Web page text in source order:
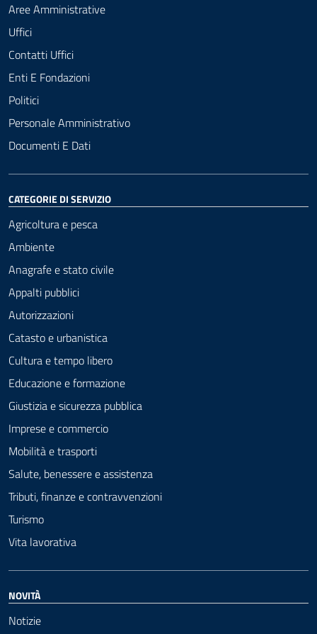
Aree Amministrative
Uffici
Contatti Uffici
Enti E Fondazioni
Politici
Personale Amministrativo
Documenti E Dati
CATEGORIE DI SERVIZIO
Agricoltura e pesca
Ambiente
Anagrafe e stato civile
Appalti pubblici
Autorizzazioni
Catasto e urbanistica
Cultura e tempo libero
Educazione e formazione
Giustizia e sicurezza pubblica
Imprese e commercio
Mobilità e trasporti
Salute, benessere e assistenza
Tributi, finanze e contravvenzioni
Turismo
Vita lavorativa
NOVITÀ
Notizie